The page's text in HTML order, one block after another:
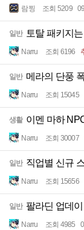
람찡 조회 5209
일반 토탈 패키지
Narru 조회 6196
일반 메라의 단풍
Narru 조회 15045
생활 이멘 마하
Narru 조회 30007
일반 직업별 신규
Narru 조회 15656
일반 팔라딘 업데
Narru 조회 4985